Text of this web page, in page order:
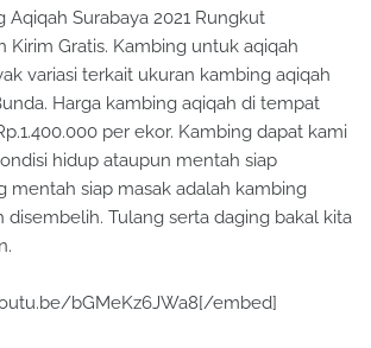
Aqiqah Surabaya 2021 Rungkut
Kirim Gratis. Kambing untuk aqiqah
variasi terkait ukuran kambing aqiqah
Harga kambing aqiqah di tempat
per ekor. Kambing dapat kami
hidup ataupun mentah siap
mentah siap masak adalah kambing
disembelih. Tulang serta daging bakal kita
bGMeKz6JWa8[/embed]